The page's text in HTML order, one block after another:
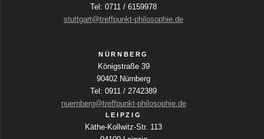
Tel: 0711 / 6159978
stuttgart@treffpunkt-philosophie.de
NÜRNBERG
Königstraße 39
90402 Nürnberg
Tel: 0911 / 2742389
nuernberg@treffpunkt-philosophie.de
LEIPZIG
Käthe-Kollwitz-Str. 113